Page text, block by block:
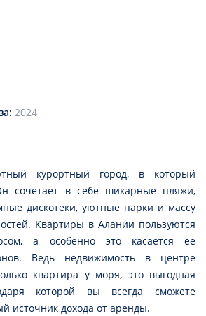
2024
курортный город, в который
сочетает в себе шикарные пляжи,
дискотеки, уютные парки и массу
Квартиры в Алании пользуются
а особенно это касается ее
Ведь недвижимость в центре
квартира у моря, это выгодная
которой вы всегда сможете
источник дохода от аренды.